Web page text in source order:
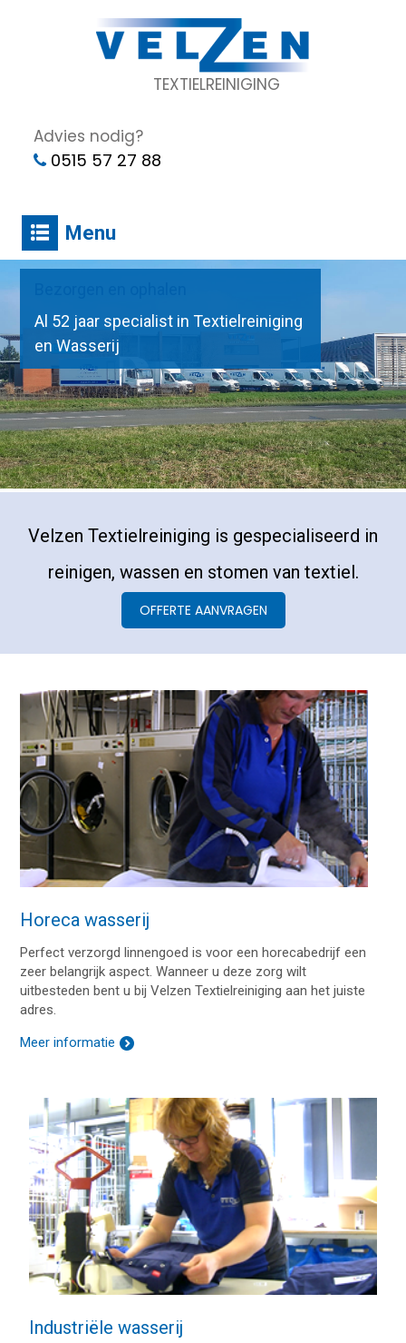
TEXTIELREINIGING
Advies nodig?
0515 57 27 88
Menu
Al 52 jaar specialist in Textielreiniging
en Wasserij
Velzen Textielreiniging is gespecialiseerd in
reinigen, wassen en stomen van textiel.
OFFERTE AANVRAGEN
Horeca wasserij
Perfect verzorgd linnengoed is voor een horecabedrijf een
zeer belangrijk aspect. Wanneer u deze zorg wilt
uitbesteden bent u bij Velzen Textielreiniging aan het juiste
adres.
Meer informatie
Industriële wasserij